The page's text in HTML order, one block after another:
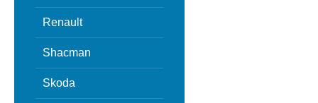
Renault
Shacman
Skoda